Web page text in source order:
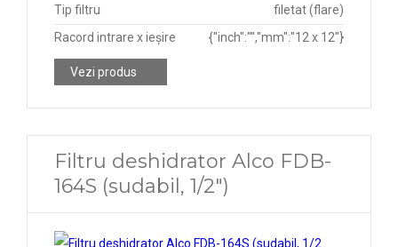
Tip filtru
filetat (flare)
Racord intrare x ieșire
{"inch":"","mm":"12 x 12"}
Vezi produs
Filtru deshidrator Alco FDB-
164S (sudabil, 1/2")